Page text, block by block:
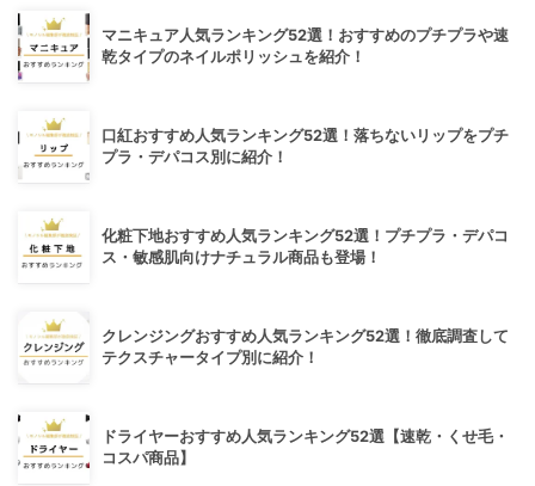
マニキュア人気ランキング52選！おすすめのプチプラや速
乾タイプのネイルポリッシュを紹介！
口紅おすすめ人気ランキング52選！落ちないリップをプチ
プラ・デパコス別に紹介！
化粧下地おすすめ人気ランキング52選！プチプラ・デパコ
ス・敏感肌向けナチュラル商品も登場！
クレンジングおすすめ人気ランキング52選！徹底調査して
テクスチャータイプ別に紹介！
ドライヤーおすすめ人気ランキング52選【速乾・くせ毛・
コスパ商品】